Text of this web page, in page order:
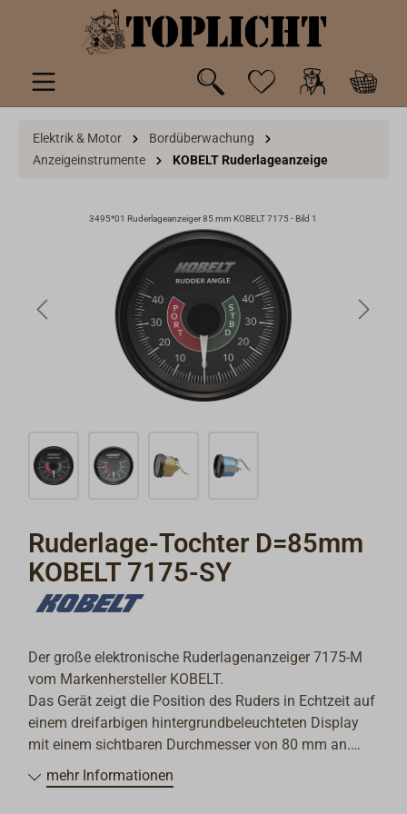
springen
Elektrik & Motor
Bordüberwachung
Anzeigeinstrumente
KOBELT Ruderlageanzeige
3495*01 Ruderlageanzeiger 85 mm KOBELT 7175 - Bild 1
Ruderlage-Tochter D=85mm
KOBELT 7175-SY
Der große elektronische Ruderlagenanzeiger 7175-M
vom Markenhersteller KOBELT.
Das Gerät zeigt die Position des Ruders in Echtzeit auf
einem dreifarbigen hintergrundbeleuchteten Display
mit einem sichtbaren Durchmesser von 80 mm an.
Spannung 12 bis 24 V (Hintergrundbeleuchtung 12 V,
mehr Informationen